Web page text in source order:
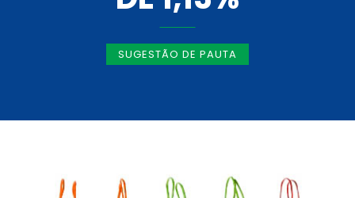
SUGESTÃO DE PAUTA